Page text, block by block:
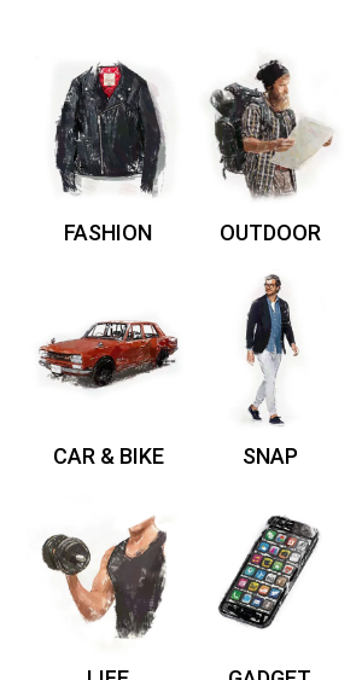
FASHION OUTDOOR
CAR & BIKE SNAP